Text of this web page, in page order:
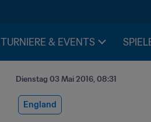
TURNIERE & EVENTS
Dienstag 03 Mai 2016, 08:31
England